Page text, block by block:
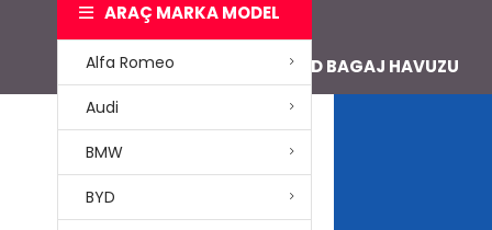
ARAÇ MARKA MODEL
Alfa Romeo
Audi
BMW
BYD
3D HAVUZLU PASPAS 3D BAGAJ HAVUZU